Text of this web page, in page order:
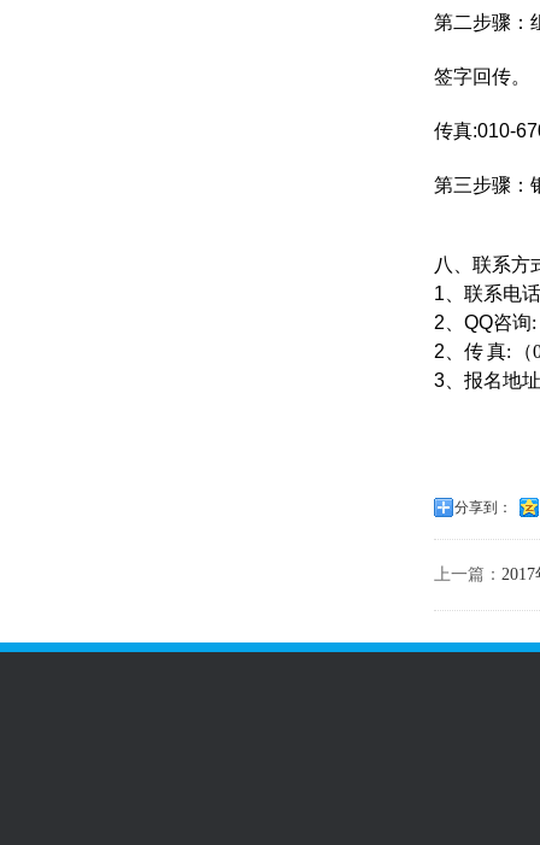
第二步骤：
签字回传。
传真:010-
第三步骤：
八、联系方
1 、联系电话
2、QQ咨询
2 、传真: （
3 、报名地
分享到：
上一篇：